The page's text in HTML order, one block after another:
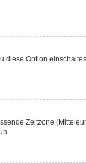
diese Option
Zeitzone